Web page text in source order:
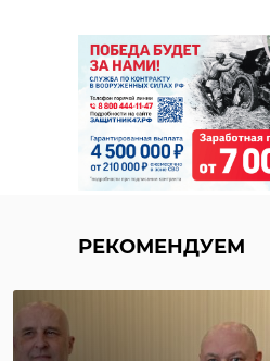
РЕКОМЕНДУЕМ